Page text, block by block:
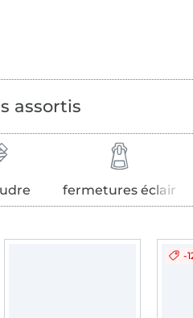
assortis
fermetures éclair
-